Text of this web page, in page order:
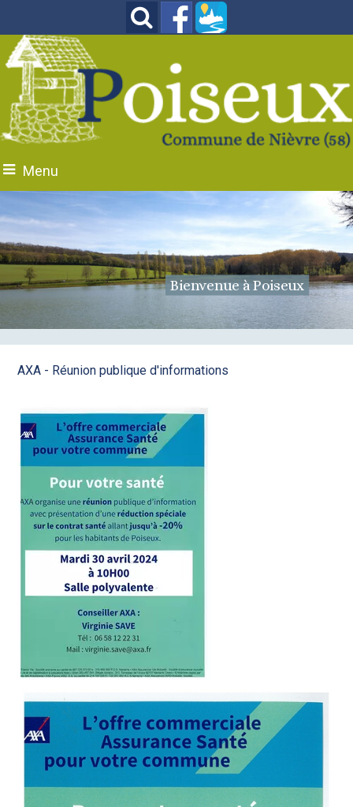
Menu
Bienvenue à Poiseux
Place de la Liberté
AXA - Réunion publique d'informations